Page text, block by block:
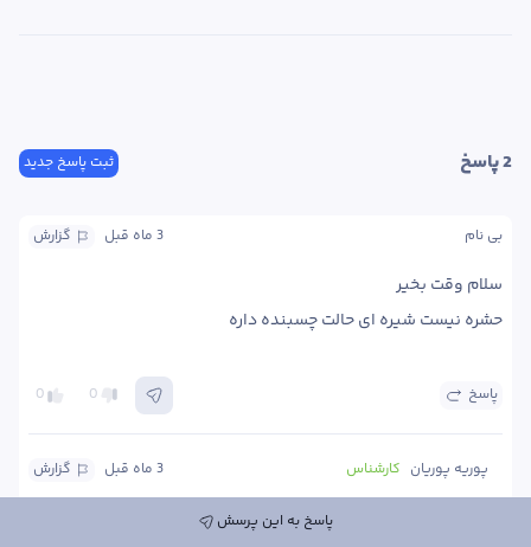
ثبت پاسخ جدید 2 پاسخ
گزارش 3 ماه قبل بی نام
حشره نیست شیره ای حالت چسبنده داره
0 0 پاسخ
گزارش 3 ماه قبل کارشناس پوریه پوریان
لطفا از نمای نزدیک یک عکس واضح از پشت برگ بفرستید.
پاسخ به این پرسش